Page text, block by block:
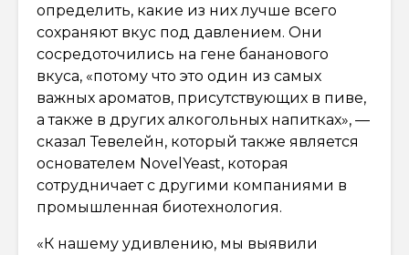
определить, какие из них лучше всего
сохраняют вкус под давлением. Они
сосредоточились на гене бананового
вкуса, «потому что это один из самых
важных ароматов, присутствующих в пиве,
а также в других алкогольных напитках», —
сказал Тевелейн, который также является
основателем NovelYeast, которая
сотрудничает с другими компаниями в
промышленная биотехнология.
«К нашему удивлению, мы выявили